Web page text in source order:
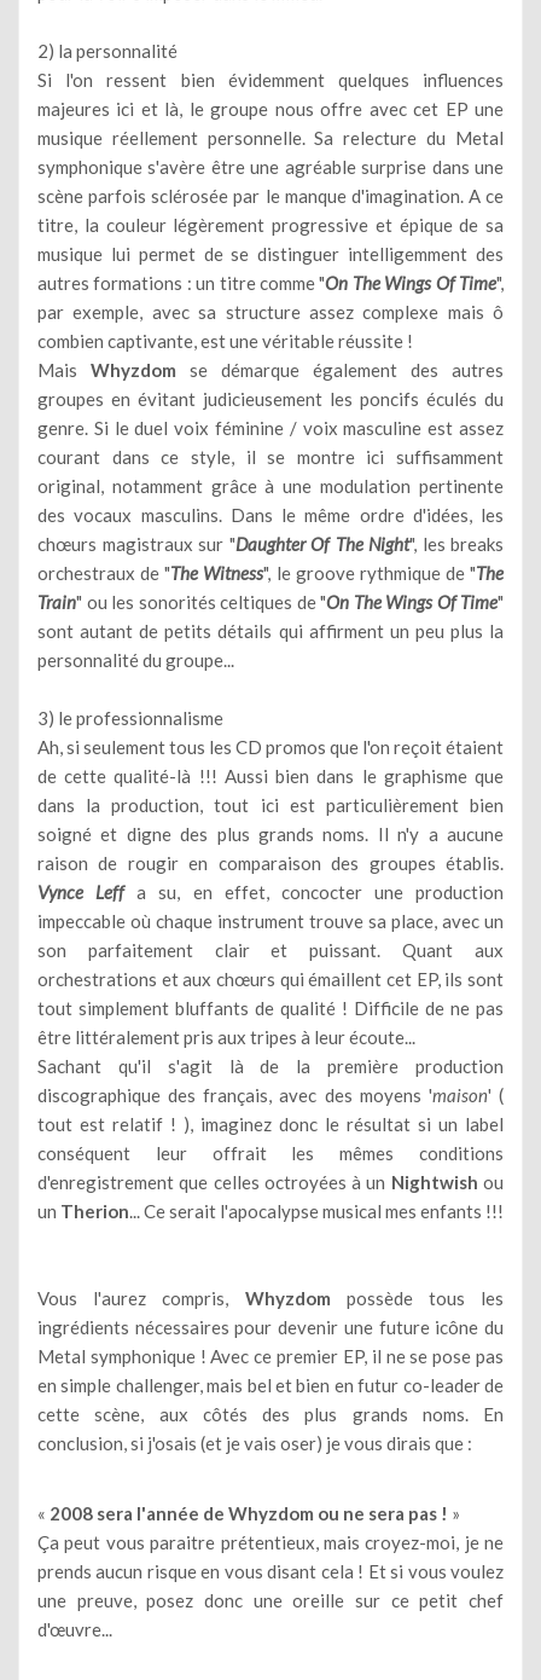
2) la personnalité
Si l'on ressent bien évidemment quelques influences
majeures ici et là, le groupe nous offre avec cet EP une
musique réellement personnelle. Sa relecture du Metal
symphonique s'avère être une agréable surprise dans une
scène parfois sclérosée par le manque d'imagination. A ce
titre, la couleur légèrement progressive et épique de sa
musique lui permet de se distinguer intelligemment des
autres formations : un titre comme "On The Wings Of Time",
par exemple, avec sa structure assez complexe mais ô
combien captivante, est une véritable réussite !
Mais Whyzdom se démarque également des autres
groupes en évitant judicieusement les poncifs éculés du
genre. Si le duel voix féminine / voix masculine est assez
courant dans ce style, il se montre ici suffisamment
original, notamment grâce à une modulation pertinente
des vocaux masculins. Dans le même ordre d'idées, les
chœurs magistraux sur "Daughter Of The Night", les breaks
orchestraux de "The Witness", le groove rythmique de "The
Train" ou les sonorités celtiques de "On The Wings Of Time"
sont autant de petits détails qui affirment un peu plus la
personnalité du groupe...
3) le professionnalisme
Ah, si seulement tous les CD promos que l'on reçoit étaient
de cette qualité-là !!! Aussi bien dans le graphisme que
dans la production, tout ici est particulièrement bien
soigné et digne des plus grands noms. Il n'y a aucune
raison de rougir en comparaison des groupes établis.
Vynce Leffa su, en effet, concocter une production
impeccable où chaque instrument trouve sa place, avec un
son parfaitement clair et puissant. Quant aux
orchestrations et aux chœurs qui émaillent cet EP, ils sont
tout simplement bluffants de qualité ! Difficile de ne pas
être littéralement pris aux tripes à leur écoute...
Sachant qu'il s'agit là de la première production
discographique des français, avec des moyens 'maison' (
tout est relatif ! ), imaginez donc le résultat si un label
conséquent leur offrait les mêmes conditions
d'enregistrement que celles octroyées à un Nightwishou
un Therion... Ce serait l'apocalypse musical mes enfants !!!
Vous l'aurez compris, Whyzdom possède tous les
ingrédients nécessaires pour devenir une future icône du
Metal symphonique ! Avec ce premier EP, il ne se pose pas
en simple challenger, mais bel et bien en futur co-leader de
cette scène, aux côtés des plus grands noms. En
conclusion, si j'osais (et je vais oser) je vous dirais que :
« 2008 sera l'année de Whyzdom ou ne sera pas ! »
Ça peut vous paraitre prétentieux, mais croyez-moi, je ne
prends aucun risque en vous disant cela ! Et si vous voulez
une preuve, posez donc une oreille sur ce petit chef
d'œuvre...